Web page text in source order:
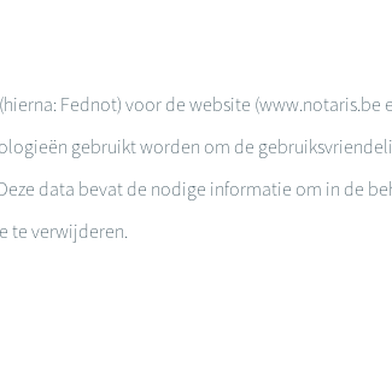
Fednot) voor de website (www.notaris.be
gebruikt worden om de
data bevat de nodige informatie om in de
te verwijderen.